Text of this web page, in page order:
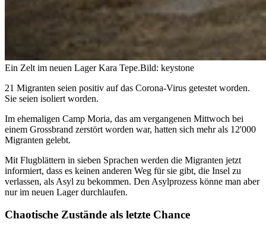
Ein Zelt im neuen Lager Kara Tepe.Bild: keystone
21 Migranten seien positiv auf das Corona-Virus getestet worden.
Sie seien isoliert worden.
Im ehemaligen Camp Moria, das am vergangenen Mittwoch bei
einem Grossbrand zerstört worden war, hatten sich mehr als 12'000
Migranten gelebt.
Mit Flugblättern in sieben Sprachen werden die Migranten jetzt
informiert, dass es keinen anderen Weg für sie gibt, die Insel zu
verlassen, als Asyl zu bekommen. Den Asylprozess könne man aber
nur im neuen Lager durchlaufen.
Chaotische Zustände als letzte Chance